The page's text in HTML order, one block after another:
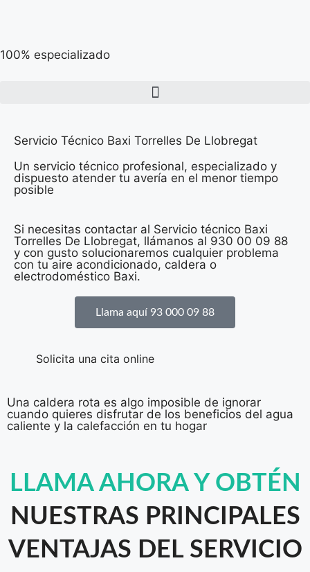
100% especializado
Servicio Técnico Baxi Torrelles De Llobregat
Un servicio técnico profesional, especializado y
dispuesto atender tu avería en el menor tiempo
posible
Si necesitas contactar al Servicio técnico Baxi
Torrelles De Llobregat, llámanos al 930 00 09 88
y con gusto solucionaremos cualquier problema
con tu aire acondicionado, caldera o
electrodoméstico Baxi.
Llama aquí 93 000 09 88
Solicita una cita online
Una caldera rota es algo imposible de ignorar
cuando quieres disfrutar de los beneficios del agua
caliente y la calefacción en tu hogar
LLAMA AHORA Y OBTÉN
NUESTRAS PRINCIPALES
VENTAJAS DEL SERVICIO